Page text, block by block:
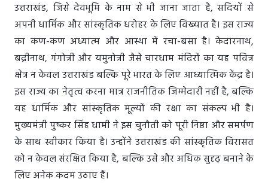
उत्तराखंड, जिसे देवभूमि के नाम से भी जाना जाता है, सदियों से
अपनी धार्मिक और सांस्कृतिक धरोहर के लिए विख्यात है। इस राज्य
का कण-कण अध्यात्म और आस्था में रचा-बसा है। केदारनाथ,
बद्रीनाथ, गंगोत्री और यमुनोत्री जैसे चारधाम मंदिरों का यह पवित्र
क्षेत्र न केवल उत्तराखंड बल्कि पूरे भारत के लिए आध्यात्मिक केंद्र है।
इस राज्य का नेतृत्व करना मात्र राजनीतिक जिम्मेदारी नहीं है, बल्कि
यह धार्मिक और सांस्कृतिक मूल्यों की रक्षा का संकल्प भी है।
मुख्यमंत्री पुष्कर सिंह धामी ने इस चुनौती को पूरी निष्ठा और समर्पण
के साथ स्वीकार किया है। उन्होंने उत्तराखंड की सांस्कृतिक विरासत
को न केवल संरक्षित किया है, बल्कि उसे और अधिक सुदृढ़ बनाने के
लिए अनेक कदम उठाए हैं।